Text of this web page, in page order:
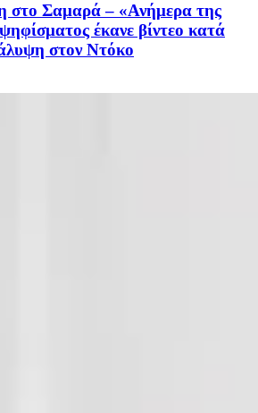
στο Σαμαρά – «Ανήμερα της
έκανε βίντεο κατά
στον Ντόκο